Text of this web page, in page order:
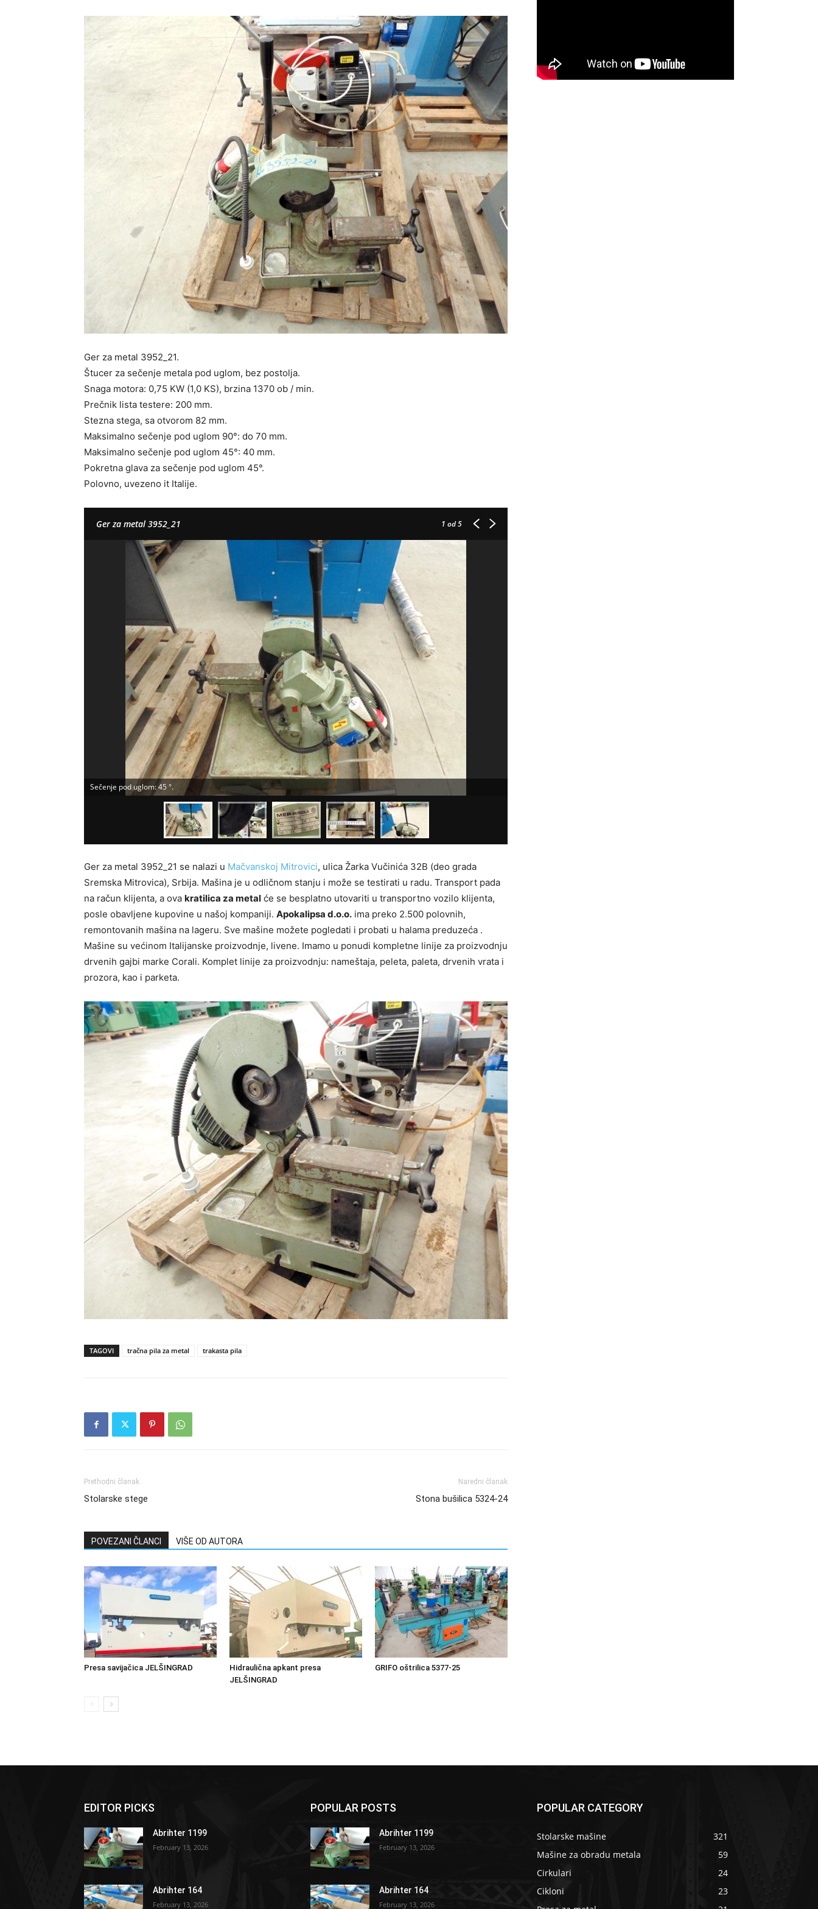
Ger za metal 3952_21.
Štucer za sečenje metala pod uglom, bez postolja.
Snaga motora: 0,75 KW (1,0 KS), brzina 1370 ob / min.
Prečnik lista testere: 200 mm.
Stezna stega, sa otvorom 82 mm.
Maksimalno sečenje pod uglom 90°: do 70 mm.
Maksimalno sečenje pod uglom 45°: 40 mm.
Pokretna glava za sečenje pod uglom 45°.
Polovno, uvezeno it Italije.
Ger za metal 3952_21 1 od 5
Sečenje pod uglom: 45 °.
Ger za metal 3952_21 se nalazi u Mačvanskoj Mitrovici, ulica Žarka Vučinića 32B (deo grada
Sremska Mitrovica), Srbija. Mašina je u odličnom stanju i može se testirati u radu. Transport pada
na račun klijenta, a ova kratilica za metal će se besplatno utovariti u transportno vozilo klijenta,
posle obavljene kupovine u našoj kompaniji. Apokalipsa d.o.o. ima preko 2.500 polovnih,
remontovanih mašina na lageru. Sve mašine možete pogledati i probati u halama preduzeća .
Mašine su većinom Italijanske proizvodnje, livene. Imamo u ponudi kompletne linije za proizvodnju
drvenih gajbi marke Corali. Komplet linije za proizvodnju: nameštaja, peleta, paleta, drvenih vrata i
prozora, kao i parketa.
TAGOVI tračna pila za metal trakasta pila
Prethodni članak
Stolarske stege
Naredni članak
Stona bušilica 5324-24
POVEZANI ČLANCI VIŠE OD AUTORA
Presa savijačica JELŠINGRAD
Hidraulična apkant presa
JELŠINGRAD
GRIFO oštrilica 5377-25
EDITOR PICKS
Abrihter 1199
February 13, 2026
Abrihter 164
February 13, 2026
POPULAR POSTS
Abrihter 1199
February 13, 2026
Abrihter 164
February 13, 2026
POPULAR CATEGORY
Stolarske mašine
321
Mašine za obradu metala
59
Cirkulari
24
Cikloni
23